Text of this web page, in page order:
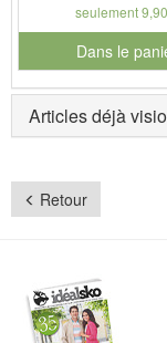
seulement
Dans le
pour le numéro
Articles déjà
Retour